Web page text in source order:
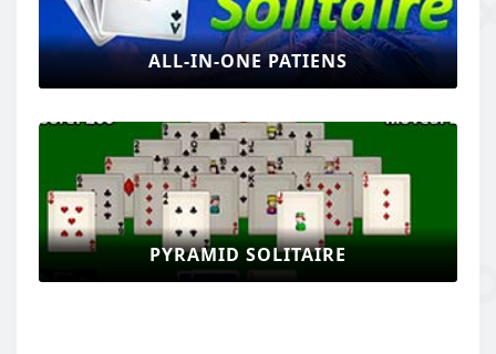
ALL-IN-ONE PATIENS
PYRAMID SOLITAIRE